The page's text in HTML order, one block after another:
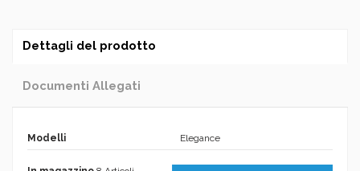
Dettagli del prodotto
Documenti Allegati
Modelli Elegance